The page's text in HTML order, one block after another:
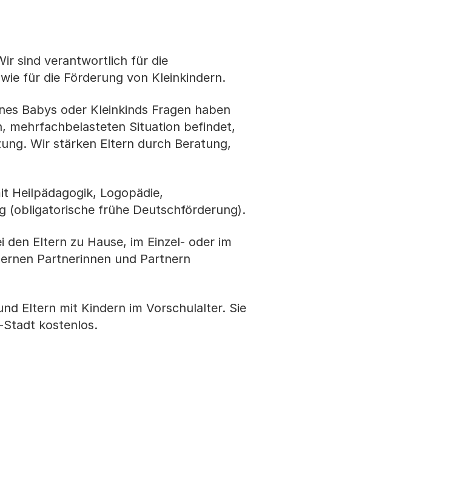
sind verantwortlich für die
für die Förderung von Kleinkindern.
Babys oder Kleinkinds Fragen haben
mehrfachbelasteten Situation befindet,
Wir stärken Eltern durch Beratung,
Heilpädagogik, Logopädie,
(obligatorische frühe Deutschförderung).
Eltern zu Hause, im Einzel- oder im
Partnerinnen und Partnern
Eltern mit Kindern im Vorschulalter. Sie
Stadt kostenlos.